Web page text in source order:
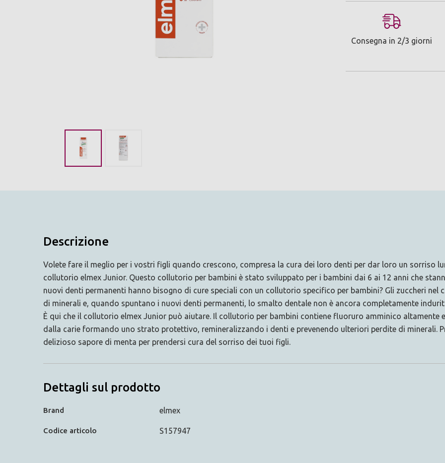
Consegna in 2/3 giorni
Descrizione
Volete fare il meglio per i vostri figli quando crescono, compresa la cura dei loro denti per dar loro un sorriso
collutorio elmex Junior. Questo collutorio per bambini è stato sviluppato per i bambini dai 6 ai 12 anni che
nuovi denti permanenti hanno bisogno di cure speciali con un collutorio specifico per bambini? Gli zuccheri nel
di minerali e, quando spuntano i nuovi denti permanenti, lo smalto dentale non è ancora completamente
È qui che il collutorio elmex Junior può aiutare. Il collutorio per bambini contiene fluoruro amminico
dalla carie formando uno strato protettivo, remineralizzando i denti e prevenendo ulteriori perdite di minerali.
delizioso sapore di menta per prendersi cura del sorriso dei tuoi figli.
Dettagli sul prodotto
Brand elmex
Codice articolo S157947